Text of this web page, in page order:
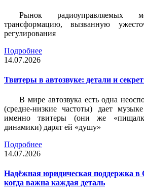
Рынок радиоуправляемых
трансформацию, вызванную
регулирования
Подробнее
14.07.2026
Твитеры в автозвуке: детали и
В мире автозвука есть одна
(средне-низкие частоты) дает
именно твитеры (они же
динамики) дарят ей «душу»
Подробнее
14.07.2026
Надёжная юридическая поддержка в
когда важна каждая деталь